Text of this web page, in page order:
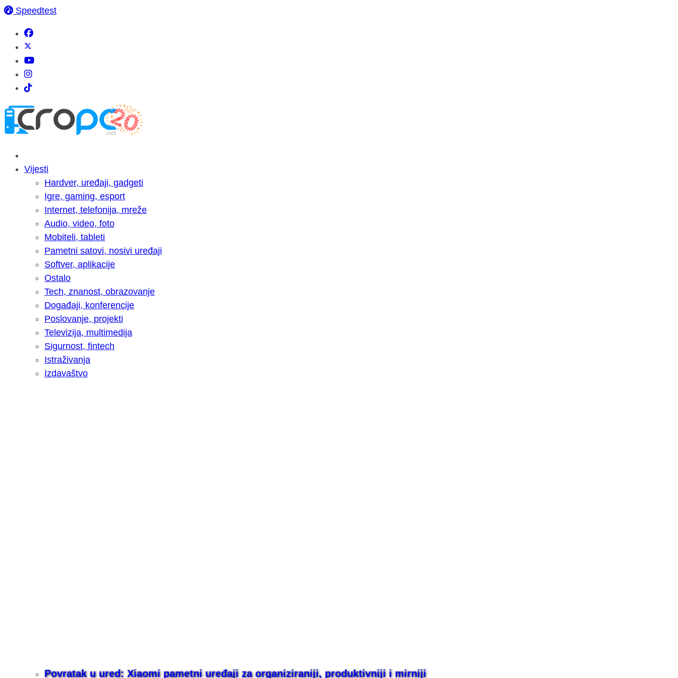
Speedtest
Vijesti
Hardver, uređaji, gadgeti
Igre, gaming, esport
Internet, telefonija, mreže
Audio, video, foto
Mobiteli, tableti
Pametni satovi, nosivi uređaji
Softver, aplikacije
Ostalo
Tech, znanost, obrazovanje
Događaji, konferencije
Poslovanje, projekti
Televizija, multimedija
Sigurnost, fintech
Istraživanja
Izdavaštvo
Povratak u ured: Xiaomi pametni uređaji za organiziraniji, produktivniji i mirniji